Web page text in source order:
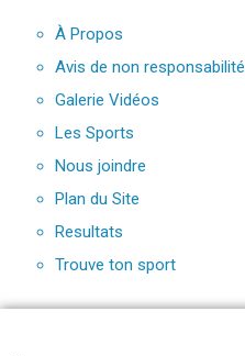
À Propos
Avis de non responsabilité
Galerie Vidéos
Les Sports
Nous joindre
Plan du Site
Resultats
Trouve ton sport